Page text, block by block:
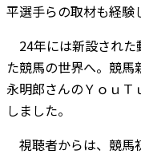
平選手らの取材も経験
24年には新設された
た競馬の世界へ。競
永明郎さんのＹｏｕＴ
しました。
視聴者からは、競馬